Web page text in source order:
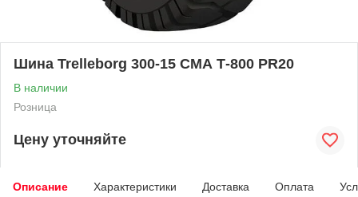
Шина Trelleborg 300-15 СМА Т-800 PR20
В наличии
Розница
Цену уточняйте
Описание Характеристики Доставка Оплата